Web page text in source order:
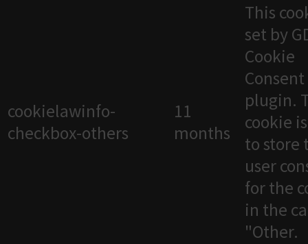
cookielawinfo-
checkbox-others
11
months
This
set by
Cookie
Consent
plugin.
cookie
to store
user
for the
in the
"Other.